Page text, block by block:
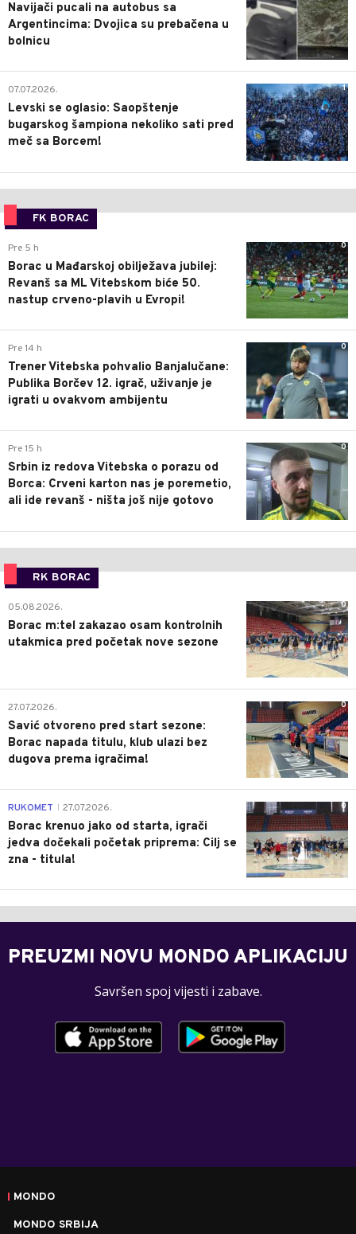
Navijači pucali na autobus sa
Argentincima: Dvojica su prebačena u
bolnicu
1
07.07.2026.
Levski se oglasio: Saopštenje
bugarskog šampiona nekoliko sati pred
meč sa Borcem!
FK BORAC
0
Pre 5 h
Borac u Mađarskoj obilježava jubilej:
Revanš sa ML Vitebskom biće 50.
nastup crveno-plavih u Evropi!
0
Pre 14 h
Trener Vitebska pohvalio Banjalučane:
Publika Borčev 12. igrač, uživanje je
igrati u ovakvom ambijentu
0
Pre 15 h
Srbin iz redova Vitebska o porazu od
Borca: Crveni karton nas je poremetio,
ali ide revanš - ništa još nije gotovo
RK BORAC
0
05.08.2026.
Borac m:tel zakazao osam kontrolnih
utakmica pred početak nove sezone
0
27.07.2026.
Savić otvoreno pred start sezone:
Borac napada titulu, klub ulazi bez
dugova prema igračima!
0
RUKOMET 27.07.2026.
Borac krenuo jako od starta, igrači
jedva dočekali početak priprema: Cilj se
zna - titula!
PREUZMI NOVU MONDO APLIKACIJU
Savršen spoj vijesti i zabave.
MONDO
MONDO SRBIJA